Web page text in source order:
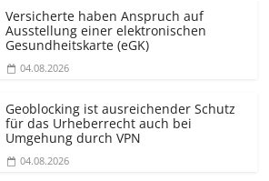
Versicherte haben Anspruch auf
Ausstellung einer elektronischen
Gesundheitskarte (eGK)
04.08.2026
Geoblocking ist ausreichender Schutz
für das Urheberrecht auch bei
Umgehung durch VPN
04.08.2026